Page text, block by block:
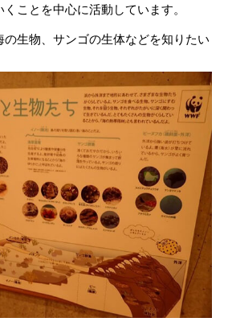
ことを中心に活動しています。
生物、サンゴの生体などを知りたい